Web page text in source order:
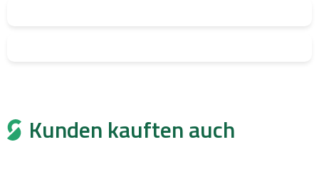
Kunden kauften auch